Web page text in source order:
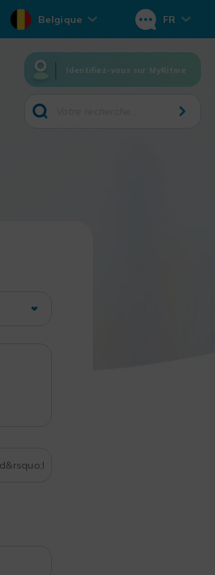
Belgique FR
Identifiez-vous sur MyRitme